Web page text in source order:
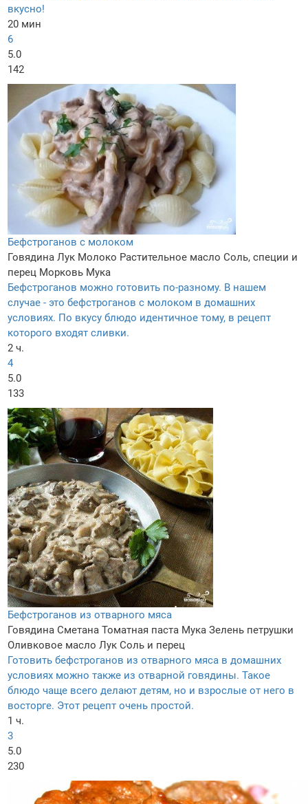
вкусно!
20 мин
6
5.0
142
Бефстроганов с молоком
Говядина Лук Молоко Растительное масло Соль, специи и
перец Морковь Мука
Бефстроганов можно готовить по-разному. В нашем
случае - это бефстроганов с молоком в домашних
условиях. По вкусу блюдо идентичное тому, в рецепт
которого входят сливки.
2 ч.
4
5.0
133
Бефстроганов из отварного мяса
Говядина Сметана Томатная паста Мука Зелень петрушки
Оливковое масло Лук Соль и перец
Готовить бефстроганов из отварного мяса в домашних
условиях можно также из отварной говядины. Такое
блюдо чаще всего делают детям, но и взрослые от него в
восторге. Этот рецепт очень простой.
1 ч.
3
5.0
230